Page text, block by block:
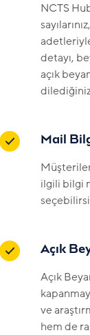
NCTS
detayı,
açık
Mail
ilgili bilgi
Açık
Açık
ve
hem de